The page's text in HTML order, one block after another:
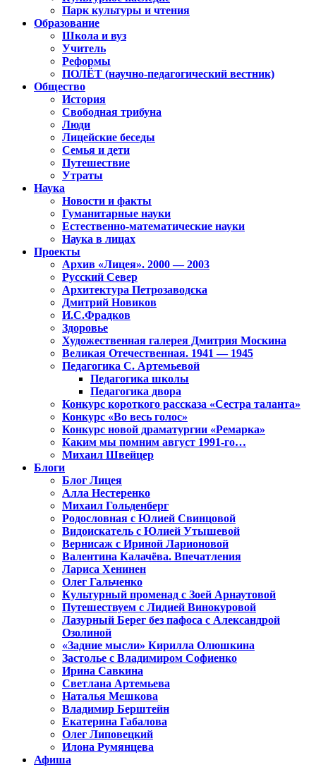
Парк культуры и чтения
Образование
Школа и вуз
Учитель
Реформы
ПОЛЁТ (научно-педагогический вестник)
Общество
История
Свободная трибуна
Люди
Лицейские беседы
Семья и дети
Путешествие
Утраты
Наука
Новости и факты
Гуманитарные науки
Естественно-математические науки
Наука в лицах
Проекты
Архив «Лицея». 2000 — 2003
Русский Север
Архитектура Петрозаводска
Дмитрий Новиков
И.С.Фрадков
Здоровье
Художественная галерея Дмитрия Москина
Великая Отечественная. 1941 — 1945
Педагогика С. Артемьевой
Педагогика школы
Педагогика двора
Конкурс короткого рассказа «Сестра таланта»
Конкурс «Во весь голос»
Конкурс новой драматургии «Ремарка»
Каким мы помним август 1991-го…
Михаил Швейцер
Блоги
Блог Лицея
Алла Нестеренко
Михаил Гольденберг
Родословная с Юлией Свинцовой
Видоискатель с Юлией Утышевой
Вернисаж с Ириной Ларионовой
Валентина Калачёва. Впечатления
Лариса Хенинен
Олег Гальченко
Культурный променад с Зоей Арнаутовой
Путешествуем с Лидией Винокуровой
Лазурный Берег без пафоса с Александрой
Озолиной
«Задние мысли» Кирилла Олюшкина
Застолье с Владимиром Софиенко
Ирина Савкина
Светлана Артемьева
Наталья Мешкова
Владимир Берштейн
Екатерина Габалова
Олег Липовецкий
Илона Румянцева
Афиша